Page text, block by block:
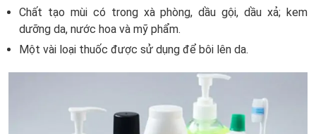
Chất tạo mùi có trong xà phòng, dầu gội, dầu xả; kem
dưỡng da, nước hoa và mỹ phẩm.
Một vài loại thuốc được sử dụng để bôi lên da.